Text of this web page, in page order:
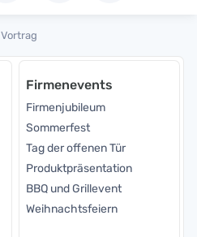
Vortrag
Firmenevents
Firmenjubileum
Sommerfest
Tag der offenen Tür
Produktpräsentation
BBQ und Grillevent
Weihnachtsfeiern